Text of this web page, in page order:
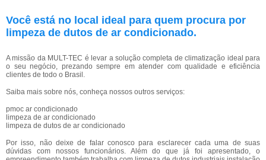
Você está no local ideal para quem procura por
limpeza de dutos de ar condicionado.
A missão da MULT-TEC é levar a solução completa de climatização ideal para
o seu negócio, prezando sempre em atender com qualidade e eficiência
clientes de todo o Brasil.
Saiba mais sobre nós, conheça nossos outros serviços:
pmoc ar condicionado
limpeza de ar condicionado
limpeza de dutos de ar condicionado
Por isso, não deixe de falar conosco para esclarecer cada uma de suas
dúvidas com nossos funcionários. Além do que já foi apresentado, o